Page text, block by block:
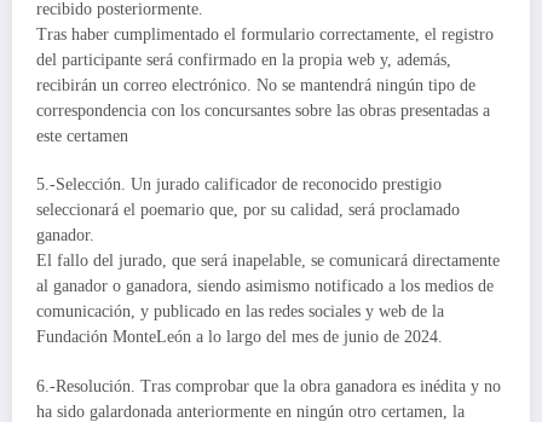
recibido posteriormente.
Tras haber cumplimentado el formulario correctamente, el registro
del participante será confirmado en la propia web y, además,
recibirán un correo electrónico. No se mantendrá ningún tipo de
correspondencia con los concursantes sobre las obras presentadas a
este certamen
5.-Selección. Un jurado calificador de reconocido prestigio
seleccionará el poemario que, por su calidad, será proclamado
ganador.
El fallo del jurado, que será inapelable, se comunicará directamente
al ganador o ganadora, siendo asimismo notificado a los medios de
comunicación, y publicado en las redes sociales y web de la
Fundación MonteLeón a lo largo del mes de junio de 2024.
6.-Resolución. Tras comprobar que la obra ganadora es inédita y no
ha sido galardonada anteriormente en ningún otro certamen, la